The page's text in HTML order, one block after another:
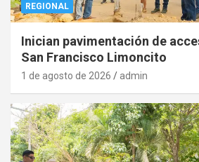
REGIONAL
Inician pavimentación de
San Francisco Limoncito
1 de agosto de 2026 admin